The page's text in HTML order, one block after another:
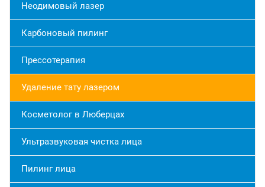
Неодимовый лазер
Карбоновый пилинг
Прессотерапия
Удаление тату лазером
Косметолог в Люберцах
Ультразвуковая чистка лица
Пилинг лица